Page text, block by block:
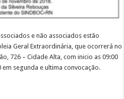
e não associados estão
Geral Extraordinária, que ocorrerá no
726 – Cidade Alta, com inicio as 09:00
segunda e ultima convocação.